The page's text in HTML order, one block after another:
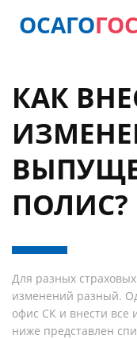
ОСАГО
КАК
ПОЛИС?
Для разных
изменений разный.
офис СК и внести все
ниже представлен